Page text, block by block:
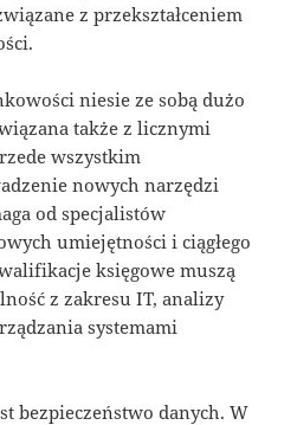
z przekształceniem
niesie ze sobą dużo
także z licznymi
wszystkim
nowych narzędzi
od specjalistów
umiejętności i ciągłego
księgowe muszą
z zakresu IT, analizy
systemami
bezpieczeństwo danych. W